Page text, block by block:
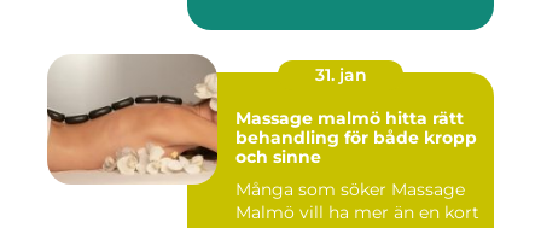
31. jan
Massage malmö hitta rätt
behandling för både kropp
och sinne
Många som söker Massage
Malmö vill ha mer än en kort